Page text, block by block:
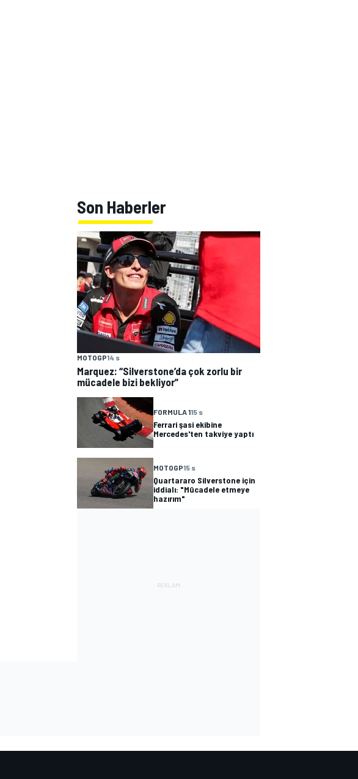
Son Haberler
MOTOGP14 s
Marquez: “Silverstone’da çok zorlu bir
mücadele bizi bekliyor”
FORMULA 115 s
Ferrari şasi ekibine
Mercedes'ten takviye yaptı
MOTOGP15 s
Quartararo Silverstone için
iddialı: "Mücadele etmeye
hazırım"